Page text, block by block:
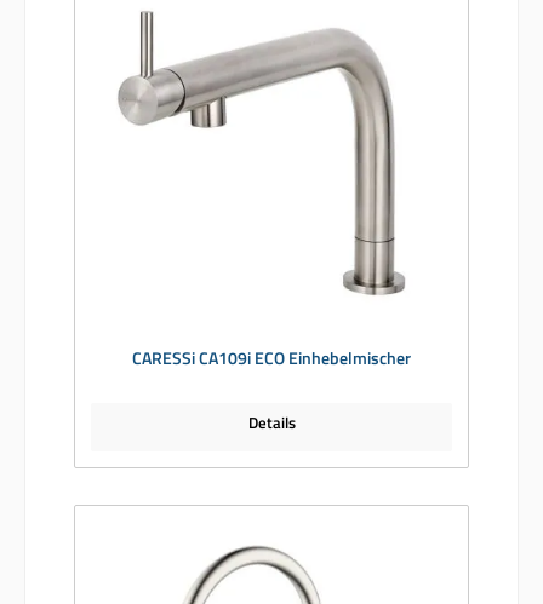
CARESSi CA109i ECO Einhebelmischer
Details